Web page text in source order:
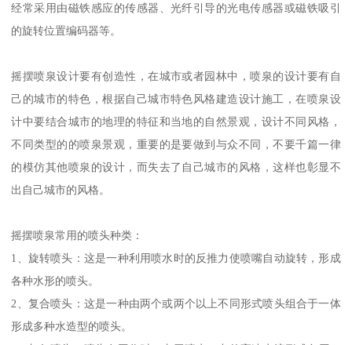
经常采用由磁铁感应的传感器、光纤引导的光电传感器或磁铁吸引
的旋转位置编码器等。
摇摆喷泉设计要有创造性，在城市或者园林中，喷泉的设计要有自
己的城市的特色，根据自己城市特色风格建造设计施工，在喷泉设
计中要结合城市的地理的特征和当地的自然景观，设计不同风格，
不同类型的的喷泉景观，重要的是要做到与众不同，不要千篇一律
的模仿其他喷泉的设计，而失去了自己城市的风格，这样也彰显不
出自己城市的风格。
摇摆喷泉常用的喷头种类：
1、旋转喷头：这是一种利用喷水时的反推力使喷嘴自动旋转，形成
各种水形的喷头。
2、复合喷头：这是一种由两个或两个以上不同形式喷头组合于一体
形成多种水造型的喷头。